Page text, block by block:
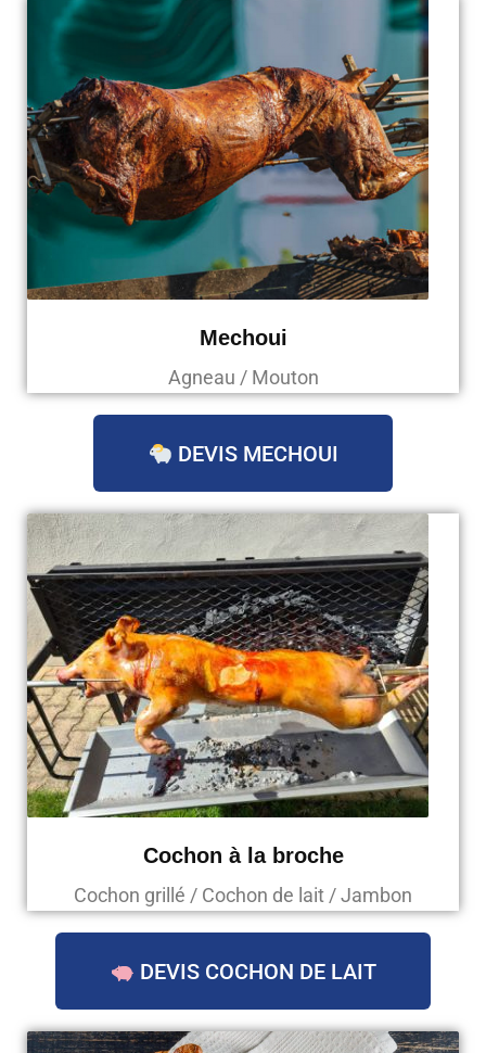
Mechoui
Agneau / Mouton
DEVIS MECHOUI
Cochon à la broche
Cochon grillé / Cochon de lait / Jambon
DEVIS COCHON DE LAIT